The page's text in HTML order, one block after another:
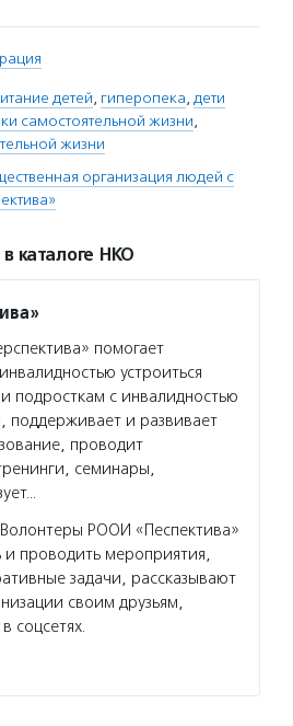
детей, гиперопека, дети
самостоятельной жизни,
жизни
организация людей с
каталоге НКО
помогает
устроиться
подросткам с инвалидностью
поддерживает и развивает
проводит
семинары,
Волонтеры РООИ «Песпектива»
и проводить мероприятия,
задачи, рассказывают
своим друзьям,
соцсетях.